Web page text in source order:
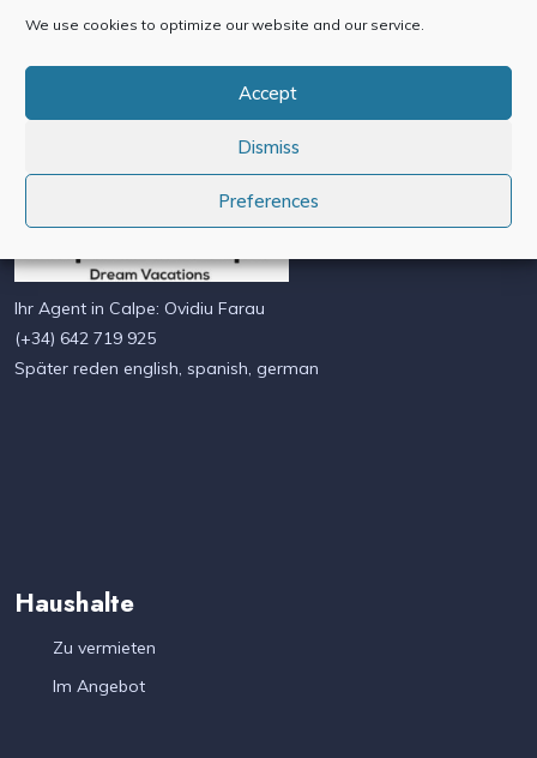
We use cookies to optimize our website and our service.
Accept
Dismiss
Preferences
Ihr Agent in Calpe: Ovidiu Farau
(+34) 642 719 925
Später reden english, spanish, german
Haushalte
Zu vermieten
Im Angebot